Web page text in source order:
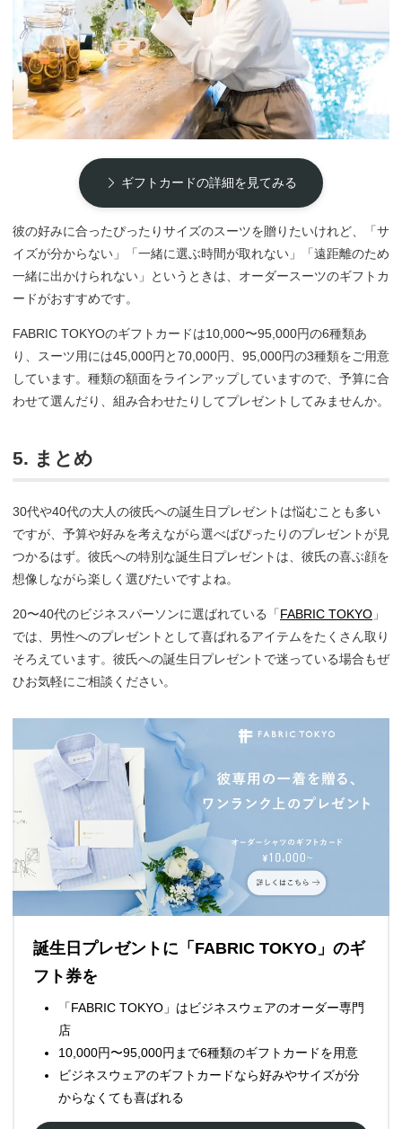
ギフトカードの詳細を見てみる
彼の好みに合ったぴったりサイズのスーツを贈りたいけれど、「サ
イズが分からない」「一緒に選ぶ時間が取れない」「遠距離のため
一緒に出かけられない」というときは、オーダースーツのギフトカ
ードがおすすめです。
FABRIC TOKYOのギフトカードは10,000〜95,000円の6種類あ
り、スーツ用には45,000円と70,000円、95,000円の3種類をご用意
しています。種類の額面をラインアップしていますので、予算に合
わせて選んだり、組み合わせたりしてプレゼントしてみませんか。
5. まとめ
30代や40代の大人の彼氏への誕生日プレゼントは悩むことも多い
ですが、予算や好みを考えながら選べばぴったりのプレゼントが見
つかるはず。彼氏への特別な誕生日プレゼントは、彼氏の喜ぶ顔を
想像しながら楽しく選びたいですよね。
20〜40代のビジネスパーソンに選ばれている「FABRIC TOKYO 」
では、男性へのプレゼントとして喜ばれるアイテムをたくさん取り
そろえています。彼氏への誕生日プレゼントで迷っている場合もぜ
ひお気軽にご相談ください。
誕生日プレゼントに「FABRIC TOKYO」のギ
フト券を
「FABRIC TOKYO」はビジネスウェアのオーダー専門
店
10,000円〜95,000円まで6種類のギフトカードを用意
ビジネスウェアのギフトカードなら好みやサイズが分
からなくても喜ばれる